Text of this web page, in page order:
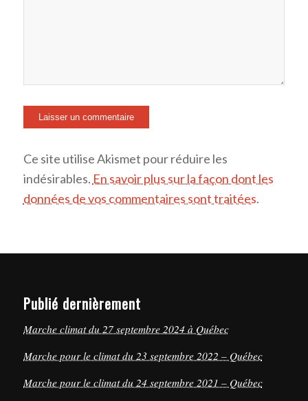
Ce site utilise Akismet pour réduire les
indésirables. En savoir plus sur la façon dont les
données de vos commentaires sont traitées.
Publié dernièrement
Marche climat du 27 septembre 2024 à Québec
Marche pour le climat du 23 septembre 2022 – Québec
Marche pour le climat du 24 septembre 2021 – Québec